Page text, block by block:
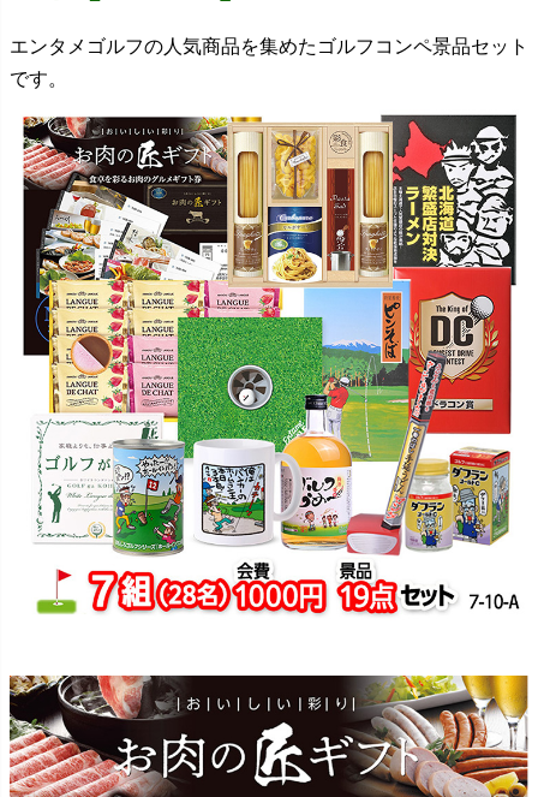
エンタメゴルフの人気商品を集めたゴルフコンペ景品セット
です。